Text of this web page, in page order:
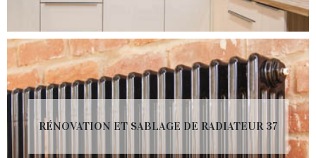
RÉNOVATION ET SABLAGE DE RADIATEUR 37